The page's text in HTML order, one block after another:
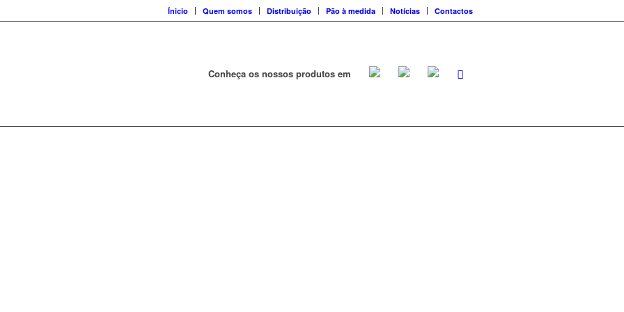
Ínicio Quem somos Distribuição Pão à medida Notícias Contactos
Conheça os nossos produtos em